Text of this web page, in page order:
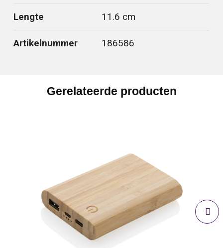
Lengte 11.6 cm
Artikelnummer 186586
Gerelateerde producten